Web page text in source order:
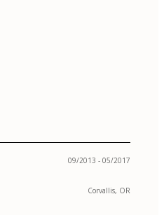
09/2013 - 05/2017
Corvallis, OR